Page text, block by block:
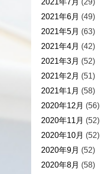
2021年7月 (29)
2021年6月 (49)
2021年5月 (63)
2021年4月 (42)
2021年3月 (52)
2021年2月 (51)
2021年1月 (58)
2020年12月 (56)
2020年11月 (52)
2020年10月 (52)
2020年9月 (52)
2020年8月 (58)